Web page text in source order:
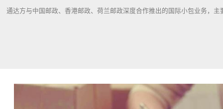
通达方与中国邮政、香港邮政、荷兰邮政深度合作推出的国际小包业务，